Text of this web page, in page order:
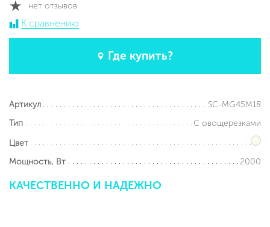
нет отзывов
К сравнению
Где купить?
Артикул
SC-MG45M18
Тип
С овощерезками
Цвет
Мощность, Вт
2000
КАЧЕСТВЕННО И НАДЕЖНО